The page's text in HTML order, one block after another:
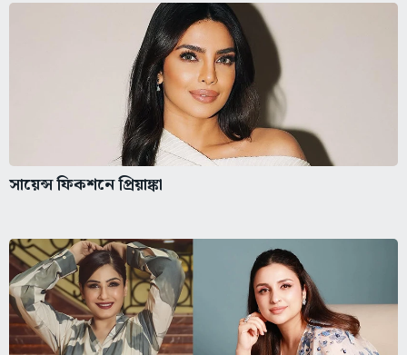
সায়েন্স ফিকশনে প্রিয়াঙ্কা